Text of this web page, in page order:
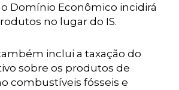
Domínio Econômico incidirá
no lugar do IS.
inclui a taxação do
sobre os produtos de
combustíveis fósseis e